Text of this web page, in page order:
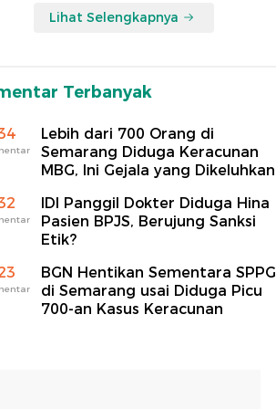
Lihat Selengkapnya
Terbanyak
Lebih dari 700 Orang di
Semarang Diduga Keracunan
MBG, Ini Gejala yang Dikeluhkan
IDI Panggil Dokter Diduga Hina
Pasien BPJS, Berujung Sanksi
Etik?
BGN Hentikan Sementara SPPG
di Semarang usai Diduga Picu
700-an Kasus Keracunan